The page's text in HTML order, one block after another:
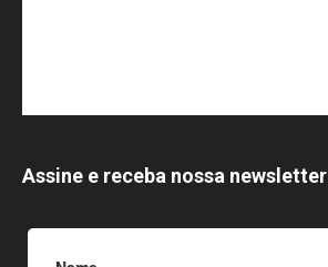
Assine e receba nossa newsletter